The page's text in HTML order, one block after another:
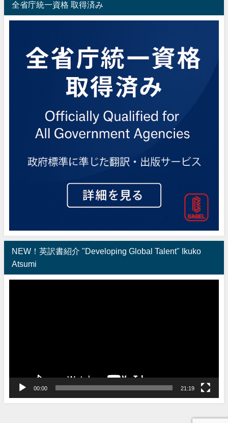
全省庁統一資格 取得済み
NEW！英訳書紹介 "Developing Global Talent" Ikuko
Atsumi
00:00 21:19